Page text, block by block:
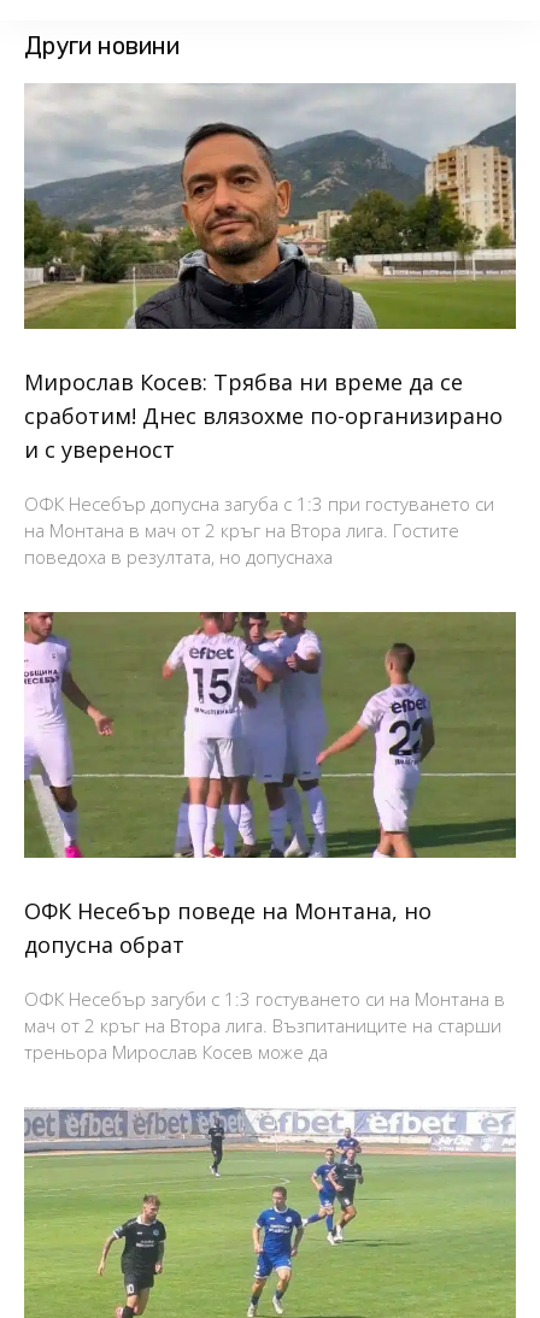
Други новини
Мирослав Косев: Трябва ни време да се
сработим! Днес влязохме по-организирано
и с увереност
ОФК Несебър допусна загуба с 1:3 при гостуването си
на Монтана в мач от 2 кръг на Втора лига. Гостите
поведоха в резултата, но допуснаха
ОФК Несебър поведе на Монтана, но
допусна обрат
ОФК Несебър загуби с 1:3 гостуването си на Монтана в
мач от 2 кръг на Втора лига. Възпитаниците на старши
треньора Мирослав Косев може да